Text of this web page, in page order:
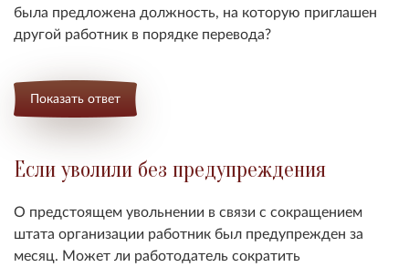
была предложена должность, на которую приглашен
другой работник в порядке перевода?
Показать ответ
Если уволили без предупреждения
О предстоящем увольнении в связи с сокращением
штата организации работник был предупрежден за
месяц. Может ли работодатель сократить